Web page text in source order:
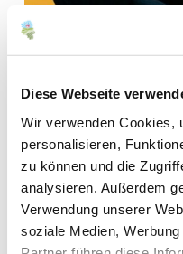
Diese Webseite
Wir verwenden Cookies,
personalisieren,
zu können und die
analysieren. Außerdem
Verwendung unserer
soziale Medien,